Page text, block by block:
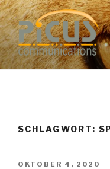
Zum
Inhalt
springen
PUBLIC
Dr. Heike Specht
SCHLAGWORT:
VERÖFFENTLICHT
OKTOBER 4, 2020